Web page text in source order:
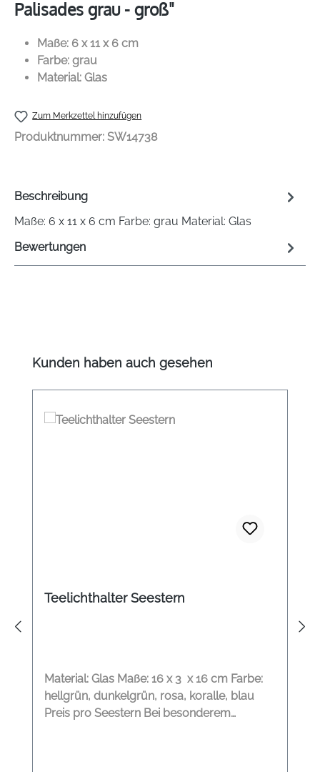
Palisades grau - groß"
Maße: 6 x 11 x 6 cm
Farbe: grau
Material: Glas
Zum Merkzettel hinzufügen
Produktnummer: SW14738
Beschreibung
Maße: 6 x 11 x 6 cm Farbe: grau Material: Glas
Bewertungen
Produktgalerie überspringen
Kunden haben auch gesehen
Teelichthalter Seestern
Material: Glas Maße: 16 x 3 x 16 cm Farbe:
hellgrün, dunkelgrün, rosa, koralle, blau
Preis pro Seestern Bei besonderem